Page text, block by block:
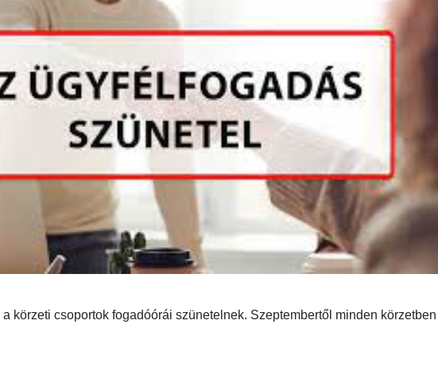
körzeti csoportok fogadóórái szünetelnek. Szeptembertől minden